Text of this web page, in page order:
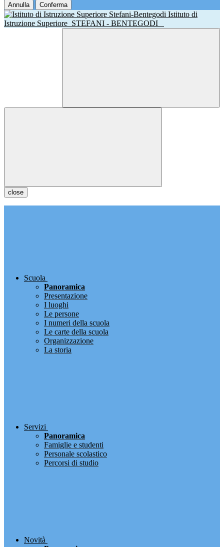
Annulla Conferma
Istituto di
Istruzione Superiore STEFANI - BENTEGODI
close
Scuola
Panoramica
Presentazione
I luoghi
Le persone
I numeri della scuola
Le carte della scuola
Organizzazione
La storia
Servizi
Panoramica
Famiglie e studenti
Personale scolastico
Percorsi di studio
Novità